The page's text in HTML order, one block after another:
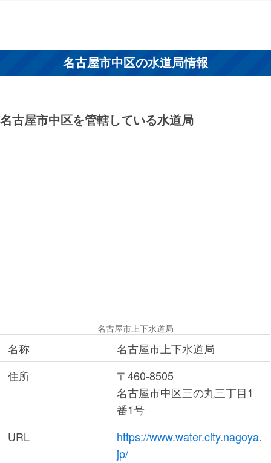
名古屋市中区の水道局情報
名古屋市中区を管轄している水道局
名古屋市上下水道局
名称
名古屋市上下水道局
住所
〒460-8505
名古屋市中区三の丸三丁目1
番1号
URL
https://www.water.city.nagoya.
jp/